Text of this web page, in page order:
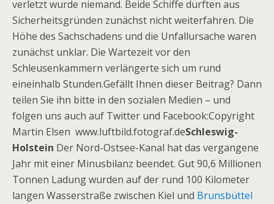
verletzt wurde niemand. Beide Schiffe durften aus
Sicherheitsgründen zunächst nicht weiterfahren. Die
Höhe des Sachschadens und die Unfallursache waren
zunächst unklar. Die Wartezeit vor den
Schleusenkammern verlängerte sich um rund
eineinhalb Stunden.Gefällt Ihnen dieser Beitrag? Dann
teilen Sie ihn bitte in den sozialen Medien – und
folgen uns auch auf Twitter und Facebook:Copyright
Martin Elsen www.luftbild.fotograf.deSchleswig-
Holstein Der Nord-Ostsee-Kanal hat das vergangene
Jahr mit einer Minusbilanz beendet. Gut 90,6 Millionen
Tonnen Ladung wurden auf der rund 100 Kilometer
langen Wasserstraße zwischen Kiel und Brunsbüttel